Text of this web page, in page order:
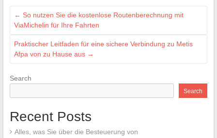
← So nutzen Sie die kostenlose Routenberechnung mit
ViaMichelin für Ihre Fahrten
Praktischer Leitfaden für eine sichere Verbindung zu Metis
Afpa von zu Hause aus →
Search
Search
Recent Posts
Alles, was Sie über die Besteuerung von